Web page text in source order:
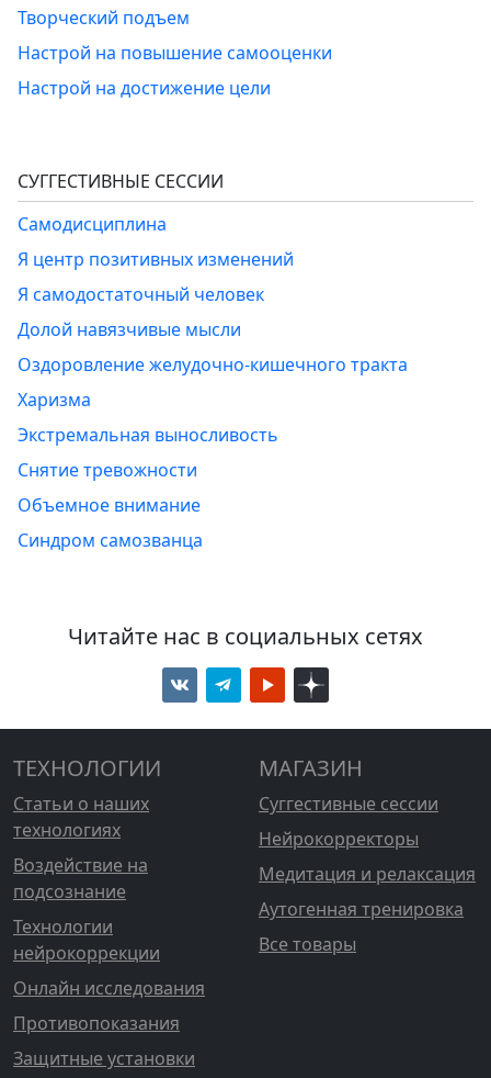
Творческий подъем
Настрой на повышение самооценки
Настрой на достижение цели
СУГГЕСТИВНЫЕ СЕССИИ
Самодисциплина
Я центр позитивных изменений
Я самодостаточный человек
Долой навязчивые мысли
Оздоровление желудочно-кишечного тракта
Харизма
Экстремальная выносливость
Снятие тревожности
Объемное внимание
Синдром самозванца
Читайте нас в социальных сетях
ТЕХНОЛОГИИ
Статьи о наших
технологиях
Воздействие на
подсознание
Технологии
нейрокоррекции
Онлайн исследования
Противопоказания
Защитные установки
МАГАЗИН
Суггестивные сессии
Нейрокорректоры
Медитация и релаксация
Аутогенная тренировка
Все товары